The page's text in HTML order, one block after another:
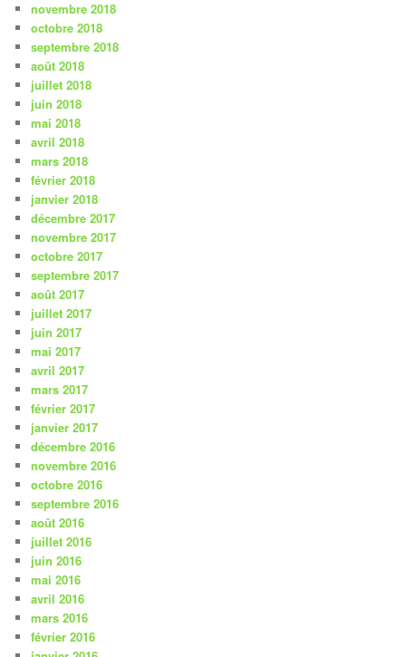
novembre 2018
octobre 2018
septembre 2018
août 2018
juillet 2018
juin 2018
mai 2018
avril 2018
mars 2018
février 2018
janvier 2018
décembre 2017
novembre 2017
octobre 2017
septembre 2017
août 2017
juillet 2017
juin 2017
mai 2017
avril 2017
mars 2017
février 2017
janvier 2017
décembre 2016
novembre 2016
octobre 2016
septembre 2016
août 2016
juillet 2016
juin 2016
mai 2016
avril 2016
mars 2016
février 2016